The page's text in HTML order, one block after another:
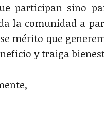
participan sino
la comunidad a
mérito que
y traiga